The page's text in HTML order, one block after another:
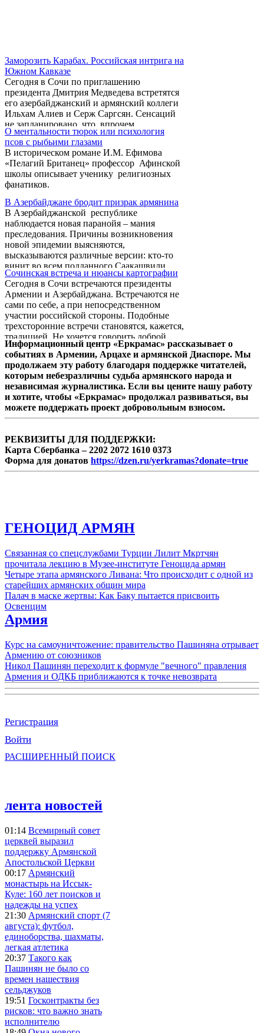
описания процессов, и язык этот зачастую
не имеет ничего ...
Заморозить Карабах. Российская интрига на
Южном Кавказе
Сегодня в Сочи по приглашению
президента Дмитрия Медведева встретятся
его азербайджанский и армянский коллеги
Ильхам Алиев и Серж Саргсян. Сенсаций
не запланировано, что, впрочем,
согласуется с планами всех вовлеченных в
процесс урегулирования сторон.
О ментальности тюрок или психология
псов с рыбьими глазами
В историческом романе И.М. Ефимова
«Пелагий Британец» профессор Афинской
школы описывает ученику религиозных
фанатиков.
В Азербайджане бродит призрак армянина
В Азербайджанской республике
наблюдается новая паранойя – мания
преследования. Причины возникновения
новой эпидемии выясняются,
высказываются различные версии: кто-то
винит во всем подданного Саакашвили
Фарду Гадирова, расстрелявшего два
десятка человек в Бакинской нефтяной
академии, а кто-то и вовсе святотатствует,
считая, что истинной виной недуга является
чрезмерная государственная агитация. А
болезнь продолжает распространяться со
скоростью бакинского городского автобуса
№74, стремящегося ради ...
Сочинская встреча и нюансы картографии
Сегодня в Сочи встречаются президенты
Армении и Азербайджана. Встречаются не
сами по себе, а при непосредственном
участии российской стороны. Подобные
трехсторонние встречи становятся, кажется,
традицией. Не хочется говорить доброй,
поскольку активизация России в нагорно-
карабахском конфликте пока ничего, кроме
самой активизации, не приносит. То есть
ничего, кроме как о «продвижении,
дальнейшем обсуждении и некотором
взаимопонимании» общественность не
узнает после каждой из таких встреч.
Информационный центр «Еркрамас» рассказывает о
событиях в Армении, Арцахе и армянской Диаспоре. Мы
продолжаем эту работу благодаря поддержке читателей,
которым небезразличны судьба армянского народа и
независимая журналистика. Если вы цените нашу работу
и хотите, чтобы «Еркрамас» продолжал развиваться, вы
можете поддержать проект добровольным взносом.
РЕКВИЗИТЫ ДЛЯ ПОДДЕРЖКИ:
Карта Сбербанка – 2202 2072 1610 0373
Форма для донатов https://dzen.ru/yerkramas?donate=true
ГЕНОЦИД АРМЯН
Связанная со спецслужбами Турции Лилит Мкртчян
прочитала лекцию в Музее-институте Геноцида армян
Четыре этапа армянского Ливана: Что происходит с одной из
старейших армянских общин мира
Палач в маске жертвы: Как Баку пытается присвоить
Освенцим
Армия
Курс на самоуничтожение: правительство Пашиняна отрывает
Армению от союзников
Никол Пашинян переходит к формуле "вечного" правления
Армения и ОДКБ приближаются к точке невозврата
Регистрация
Войти
РАСШИРЕННЫЙ ПОИСК
лента новостей
01:14 Всемирный совет
церквей выразил
поддержку Армянской
Апостольской Церкви
00:17 Армянский
монастырь на Иссык-
Куле: 160 лет поисков и
надежды на успех
21:30 Армянский спорт (7
августа): футбол,
единоборства, шахматы,
легкая атлетика
20:37 Такого как
Пашинян не было со
времен нашествия
сельджуков
19:51 Госконтракты без
рисков: что важно знать
исполнителю